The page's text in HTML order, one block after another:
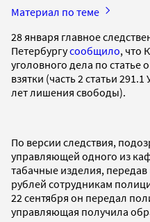
Материал по теме
28 января главное
Петербургусообщило, что
уголовного дела по статье
взятки (часть 2 статьи
лет лишения свободы).
По версии следствия,
управляющей одного из
табачные изделия, передав
рублей сотрудникам
22 сентября он передал
управляющая получила